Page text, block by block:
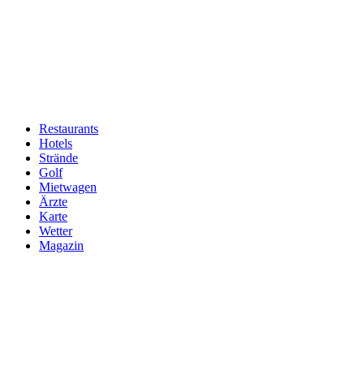
Hauptnavigation
Restaurants
Hotels
Strände
Golf
Mietwagen
Ärzte
Karte
Wetter
Magazin